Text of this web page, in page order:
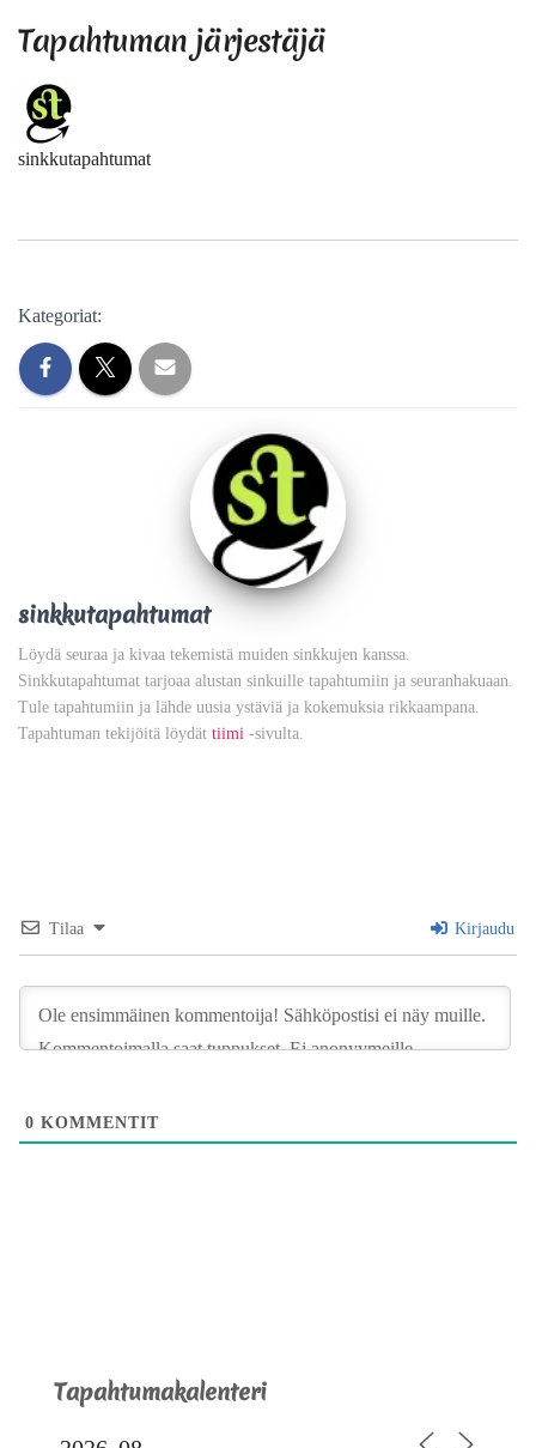
Tapahtuman järjestäjä
sinkkutapahtumat
Kategoriat:
sinkkutapahtumat
Löydä seuraa ja kivaa tekemistä muiden sinkkujen kanssa.
Sinkkutapahtumat tarjoaa alustan sinkuille tapahtumiin ja seuranhakuaan.
Tule tapahtumiin ja lähde uusia ystäviä ja kokemuksia rikkaampana.
Tapahtuman tekijöitä löydät tiimi -sivulta.
Tilaa Kirjaudu
0 KOMMENTIT
Tapahtumakalenteri